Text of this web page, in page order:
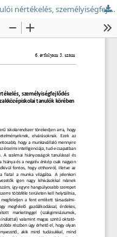
A szülői-pedagógusi attitűd és a tanulói nértékelés, személyiségfejlődés összefüggéseinek vizsgálata szakgimnáziumi és szakközépiskolai tanulók körében